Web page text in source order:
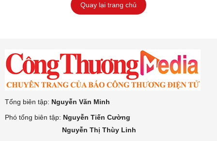
Quay lại trang chủ
Tổng biên tập: Nguyễn Văn Minh
Phó tổng biên tập: Nguyễn Tiến Cường
Nguyễn Thị Thùy Linh